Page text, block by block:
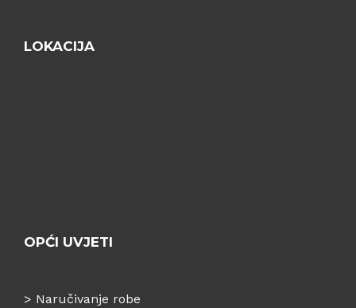
LOKACIJA
OPĆI UVJETI
> Naručivanje robe